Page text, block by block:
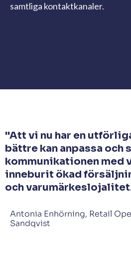
samtliga kontaktkanaler.
"Att vi nu har en
bättre kan anpassa och
kommunikationen med
inneburit ökad
och
Antonia Enhörning, Retail
Sandqvist